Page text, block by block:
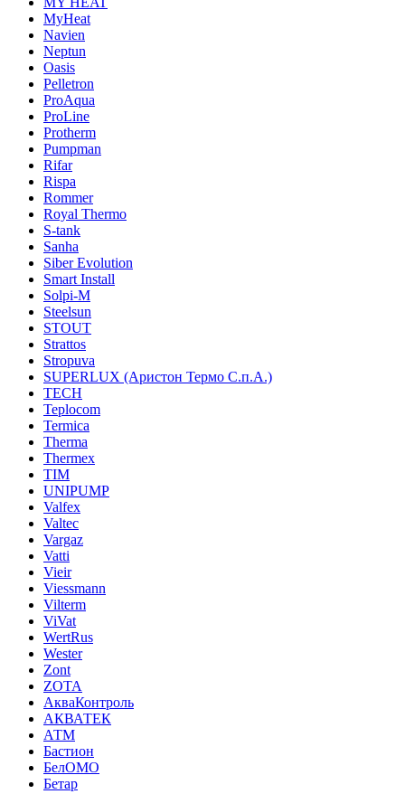
MyHeat
Navien
Neptun
Oasis
Pelletron
ProAqua
ProLine
Protherm
Pumpman
Rifar
Rispa
Rommer
Royal Thermo
S-tank
Sanha
Siber Evolution
Smart Install
Solpi-M
Steelsun
STOUT
Strattos
Stropuva
SUPERLUX (Аристон Термо С.п.А.)
TECH
Teplocom
Termica
Therma
Thermex
TIM
UNIPUMP
Valfex
Valtec
Vargaz
Vatti
Vieir
Viessmann
Vilterm
ViVat
WertRus
Wester
Zont
ZOTA
АкваКонтроль
АКВАТЕК
АТМ
Бастион
БелОМО
Бетар